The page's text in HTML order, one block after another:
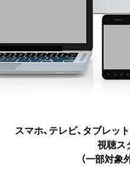
スマホ、テレビ、タブレッ
視聴ス
（一部対象